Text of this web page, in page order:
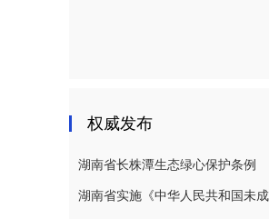
权威发布
湖南省长株潭生态绿心保护条例